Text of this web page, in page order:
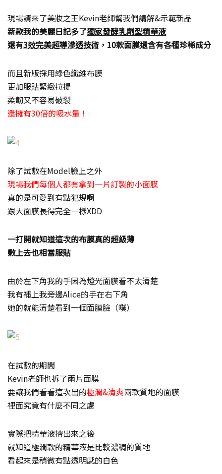
現場請來了美妝之王Kevin老師幫我們講解&示範新品
新款我的美麗日記多了獨家發酵乳劑型精華液
還有3效完美超導滲透技術 ，10款面膜還含有各種珍稀成分
而且新版採用綠色纖維布膜
更加服貼緊緻拉提
柔韌又不容易破裂
還擁有30倍的吸水量！
除了試敷在Model臉上之外
現場我們每個人都有拿到一片訂製的小面膜
真的是可愛到有點犯規啊
跟大面膜長得完全一樣XDD
一打開就知道這次的布膜真的超級薄
敷上去也相當服貼
由於左下角我的手因為燈光面膜看不太清楚
我有補上我旁邊Alice的手在右下角
她的就能清楚看到一個面膜臉（噗）
在試敷的期間
Kevin老師也拆了兩片面膜
要讓我們看看這次出的極潤&清爽兩款質地的面膜
裡面究竟有什麼不同之處
實際把精華液擠出來之後
就知道極潤款的精華液是比較濃稠的質地
看起來是稍微有點透明感的白色